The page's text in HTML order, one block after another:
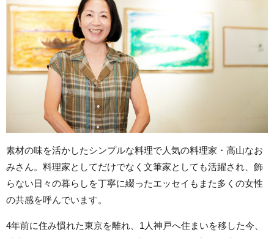
素材の味を活かしたシンプルな料理で人気の料理家・高山なお
みさん。料理家としてだけでなく文筆家としても活躍され、飾
らない日々の暮らしを丁寧に綴ったエッセイもまた多くの女性
の共感を呼んでいます。
4年前に住み慣れた東京を離れ、1人神戸へ住まいを移した今、